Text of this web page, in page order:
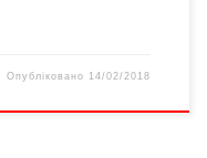
Опубліковано 14/02/2018